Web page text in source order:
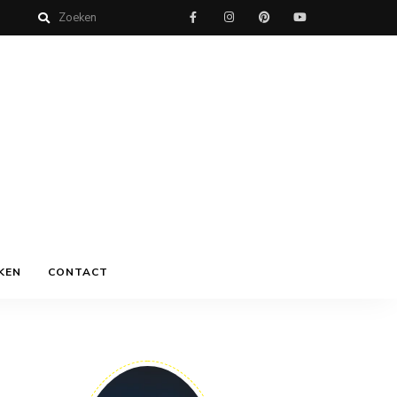
CONTACT